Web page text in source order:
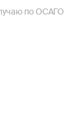
по ОСАГО